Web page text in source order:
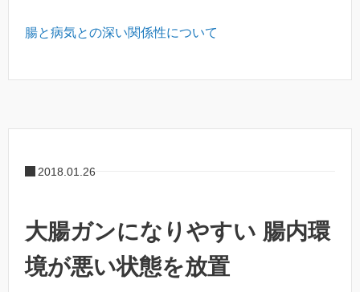
腸と病気との深い関係性について
2018.01.26
大腸ガンになりやすい 腸内環
境が悪い状態を放置